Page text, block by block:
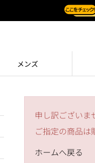
メンズ
申し訳ございま
ご指定の商品は
ホームへ戻る